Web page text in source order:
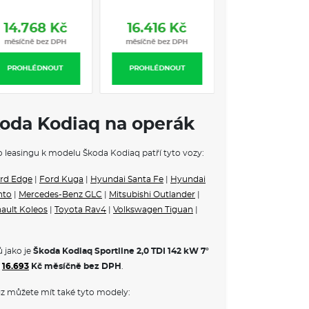
konzolou
oken
režimu
jízdního režimu
systémem
PROHLÉDNOUT
12.599 Kč
měsíčně bez DPH
PROHLÉDNOUT
14.768 Kč
měsíčně bez DPH
Kodiaq na operák
leasingu k modelu Škoda Kodiaq patří tyto vozy:
Edge Ford Kuga Hyundai Santa Fe
Hyundai
Mercedes-Benz GLC Mitsubishi Outlander
Koleos Toyota Rav4 Volkswagen Tiguan
jako je Škoda Kodiaq Sportline 2,0 TDI 142 kW 7°
16.693 Kč měsíčně bez DPH
můžete mít také tyto modely: